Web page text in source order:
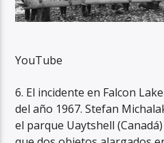
YouTube
6. El incidente en Falcon
del año 1967. Stefan
el parque Uaytshell